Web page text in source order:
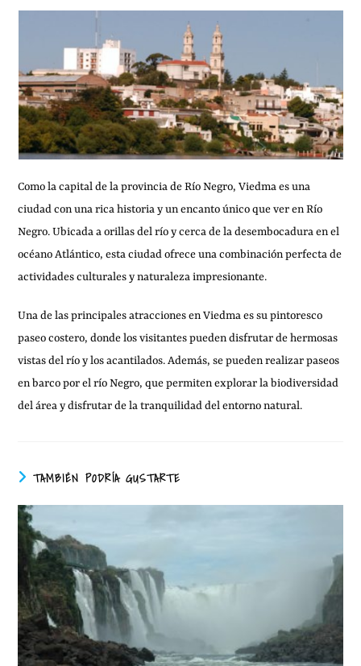
Como la capital de la provincia de Río Negro, Viedma es una
ciudad con una rica historia y un encanto único que ver en Río
Negro. Ubicada a orillas del río y cerca de la desembocadura en el
océano Atlántico, esta ciudad ofrece una combinación perfecta de
actividades culturales y naturaleza impresionante.
Una de las principales atracciones en Viedma es su pintoresco
paseo costero, donde los visitantes pueden disfrutar de hermosas
vistas del río y los acantilados. Además, se pueden realizar paseos
en barco por el río Negro, que permiten explorar la biodiversidad
del área y disfrutar de la tranquilidad del entorno natural.
TAMBIÉN PODRÍA GUSTARTE